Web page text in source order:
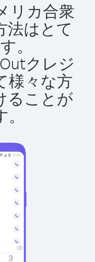
リカ合衆
法はとて
。
クレジ
様々な方
ることが